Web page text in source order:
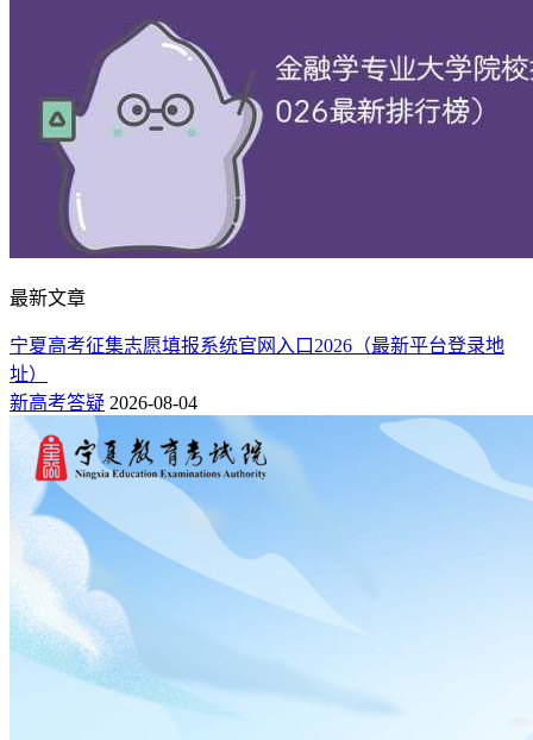
最新文章
宁夏高考征集志愿填报系统官网入口2026（最新平台登录地
址）
新高考答疑 2026-08-04